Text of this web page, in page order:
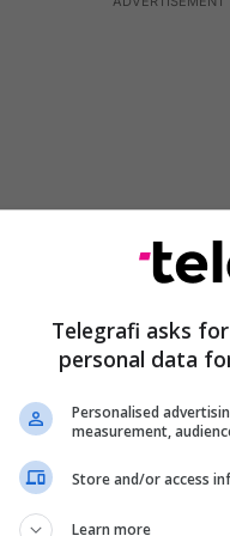
dhe veriu,
ditës. Hapësirat e
dhe përfshijnë
tualet, depo dhe
Telegrafi asks
personal data
Personalised
measurement,
Store and/or access
Learn more